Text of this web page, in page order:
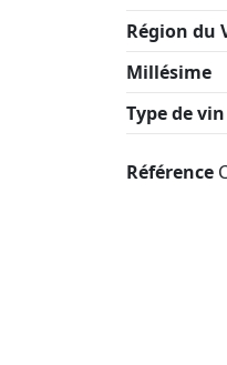
Région du
Millésime
Type de vin
Référence